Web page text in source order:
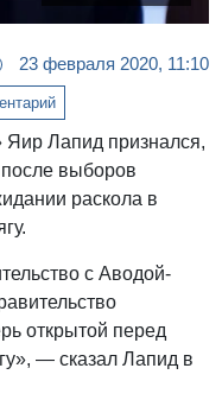
23 февраля 2020, 11:10
Лапид признался,
после выборов
раскола в
с Аводой-
открытой перед
— сказал Лапид в